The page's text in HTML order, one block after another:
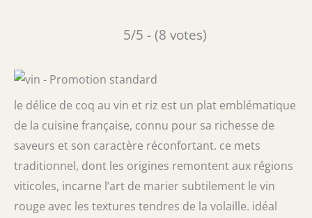
5/5 - (8 votes)
le délice de coq au vin et riz est un plat emblématique
de la cuisine française, connu pour sa richesse de
saveurs et son caractère réconfortant. ce mets
traditionnel, dont les origines remontent aux régions
viticoles, incarne l’art de marier subtilement le vin
rouge avec les textures tendres de la volaille. idéal